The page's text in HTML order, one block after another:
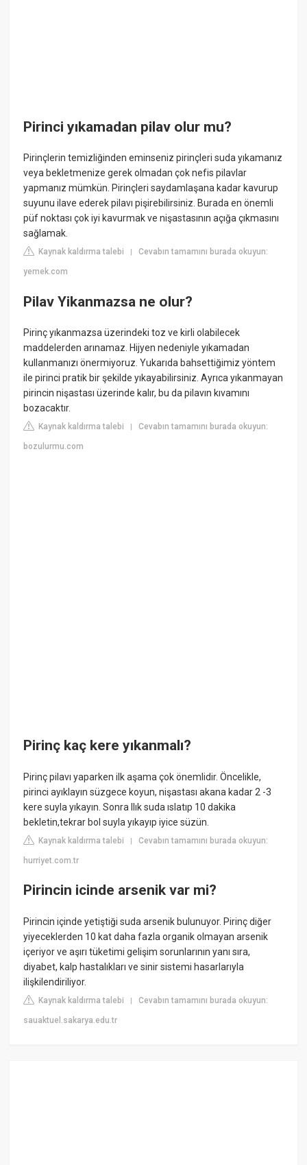
Pirinci yıkamadan pilav olur mu?
Pirinçlerin temizliğinden eminseniz pirinçleri suda yıkamanız
veya bekletmenize gerek olmadan çok nefis pilavlar
yapmanız mümkün. Pirinçleri saydamlaşana kadar kavurup
suyunu ilave ederek pilavı pişirebilirsiniz. Burada en önemli
püf noktası çok iyi kavurmak ve nişastasının açığa çıkmasını
sağlamak.
Kaynak kaldırma talebi |Cevabın tamamını burada okuyun:
yemek.com
Pilav Yikanmazsa ne olur?
Pirinç yıkanmazsa üzerindeki toz ve kirli olabilecek
maddelerden arınamaz. Hijyen nedeniyle yıkamadan
kullanmanızı önermiyoruz. Yukarıda bahsettiğimiz yöntem
ile pirinci pratik bir şekilde yıkayabilirsiniz. Ayrıca yıkanmayan
pirincin nişastası üzerinde kalır, bu da pilavın kıvamını
bozacaktır.
Kaynak kaldırma talebi |Cevabın tamamını burada okuyun:
bozulurmu.com
Pirinç kaç kere yıkanmalı?
Pirinç pilavı yaparken ilk aşama çok önemlidir. Öncelikle,
pirinci ayıklayın süzgece koyun, nişastası akana kadar 2 -3
kere suyla yıkayın. Sonra Ilık suda ıslatıp 10 dakika
bekletin,tekrar bol suyla yıkayıp iyice süzün.
Kaynak kaldırma talebi |Cevabın tamamını burada okuyun:
hurriyet.com.tr
Pirincin icinde arsenik var mi?
Pirincin içinde yetiştiği suda arsenik bulunuyor. Pirinç diğer
yiyeceklerden 10 kat daha fazla organik olmayan arsenik
içeriyor ve aşırı tüketimi gelişim sorunlarının yanı sıra,
diyabet, kalp hastalıkları ve sinir sistemi hasarlarıyla
ilişkilendiriliyor.
Kaynak kaldırma talebi |Cevabın tamamını burada okuyun:
sauaktuel.sakarya.edu.tr